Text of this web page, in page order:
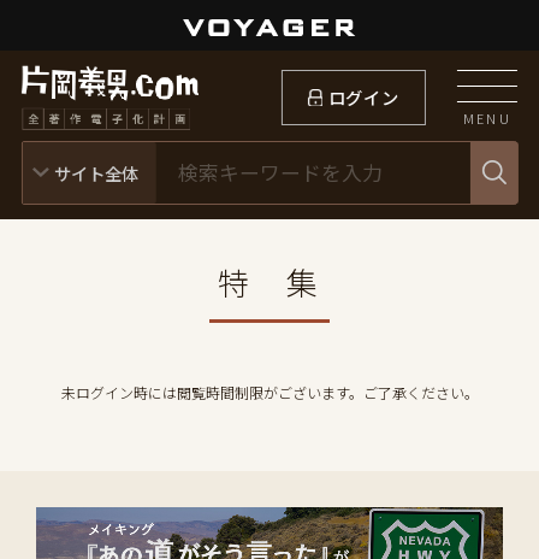
ログイン
MENU
特 集
未ログイン時には閲覧時間制限がございます。ご了承ください。